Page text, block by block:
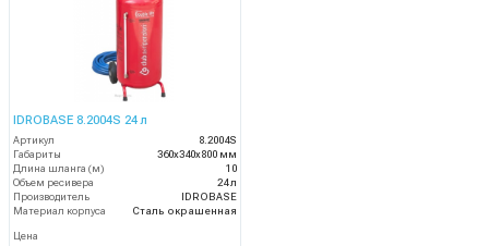
IDROBASE 8.2004S 24 л
Артикул
8.2004S
Габариты
360х340х800 мм
Длина шланга (м)
10
Объем ресивера
24 л
Производитель
IDROBASE
Материал корпуса
Сталь окрашенная
Цена